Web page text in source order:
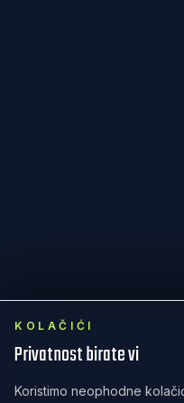
KOLAČIĆI
Privatnost birate vi
Koristimo neophodne